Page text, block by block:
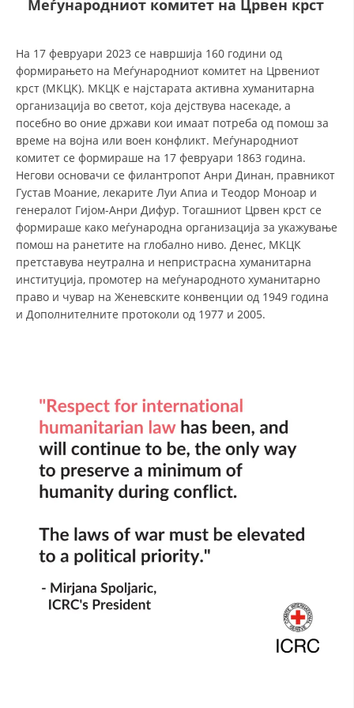
ПРИРАЧНИЦИ
СТРАТЕГИИ
ЕДУКАТИВНО ИНФОРМАТИВНИ МАТЕРИЈАЛИ
БРОШУРИ
ПРЕЗЕНТАЦИИ
Меѓународниот комитет на Црвен крст
На 17 февруари 2023 се навршија 160 години од
формирањето на Меѓународниот комитет на Црвениот
крст (МКЦК). МКЦК е најстарата активна хуманитарна
организација во светот, која дејствува насекаде, а
посебно во оние држави кои имаат потреба од помош за
време на војна или воен конфликт. Меѓународниот
комитет се формираше на 17 февруари 1863 година.
Негови основачи се филантропот Анри Динан, правникот
Густав Моание, лекарите Луи Апиа и Теодор Моноар и
генералот Гијом-Анри Дифур. Тогашниот Црвен крст се
формираше како меѓународна организација за укажување
помош на ранетите на глобално ниво. Денес, МКЦК
претставува неутрална и непристрасна хуманитарна
институција, промотер на меѓународното хуманитарно
право и чувар на Женевските конвенции од 1949 година
и Дополнителните протоколи од 1977 и 2005.